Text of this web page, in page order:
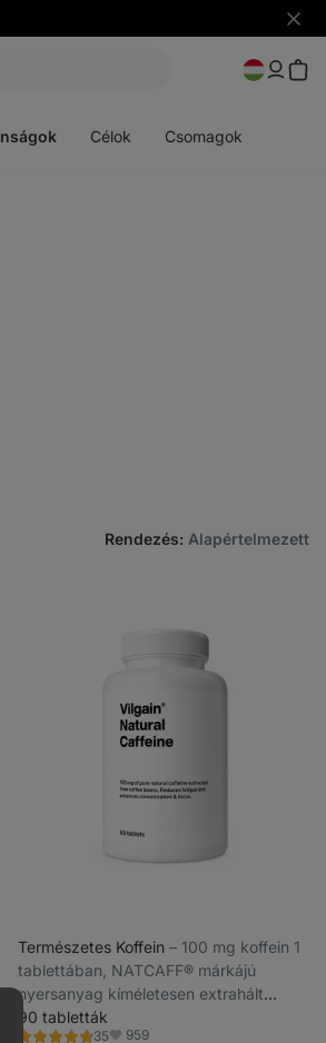
Célok Csomagok
Rendezés: Alapértelmezett
Természetes Koffein ⁠–⁠ 100 mg koffein 1
tablettában, NATCAFF® márkájú
nyersanyag kíméletesen extrahált
kávébabból, támogatja a fizikai és
90 tabletták
35 959